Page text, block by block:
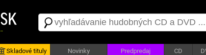
Skladové tituly Novinky Predpredaj CD